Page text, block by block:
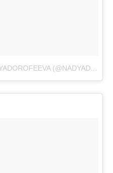
ФОТО ОПУБЛИКОВАНО NADYADOROFEEVA (@NADYADOROFEEVA)